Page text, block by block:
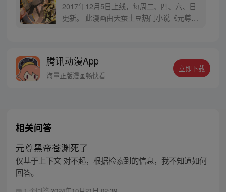
2017年12月5日上线，每周二、四、六、日
更新。 此漫画由天蚕土豆热门小说《元尊》
腾讯动漫App
海量正版漫画畅快看
立即下载
相关问答
元尊黑帝苍渊死了
仅基于上下文 对不起，根据检索到的信息，我不知道如何
回答。